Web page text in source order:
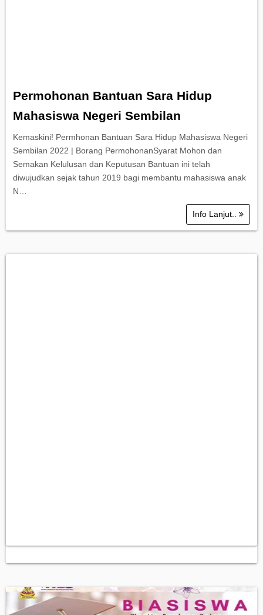
Permohonan Bantuan Sara Hidup
Mahasiswa Negeri Sembilan
Kemaskini! Permhonan Bantuan Sara Hidup Mahasiswa Negeri
Sembilan 2022 | Borang PermohonanSyarat Mohon dan
Semakan Kelulusan dan Keputusan Bantuan ini telah
diwujudkan sejak tahun 2019 bagi membantu mahasiswa anak
N…
Info Lanjut..